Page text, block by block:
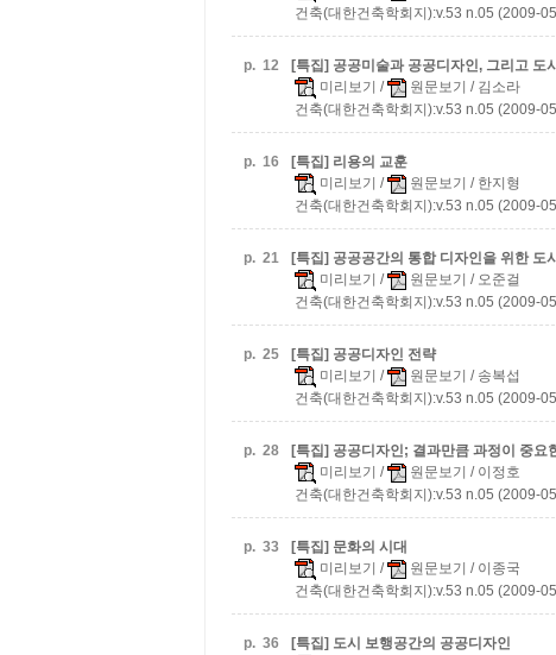
건축(대한건축학회지):v.53 n.05 (2009-
p. 12
[특집] 공공미술과 공공디자인, 그리고 도시
미리보기 / 원문보기 / 김소라
건축(대한건축학회지):v.53 n.05 (2009-
p. 16
[특집] 리용의 교훈
미리보기 / 원문보기 / 한지형
건축(대한건축학회지):v.53 n.05 (2009-
p. 21
[특집] 공공공간의 통합 디자인을 위한 도
미리보기 / 원문보기 / 오준걸
건축(대한건축학회지):v.53 n.05 (2009-
p. 25
[특집] 공공디자인 전략
미리보기 / 원문보기 / 송복섭
건축(대한건축학회지):v.53 n.05 (2009-
p. 28
[특집] 공공디자인; 결과만큼 과정이 중요
미리보기 / 원문보기 / 이정호
건축(대한건축학회지):v.53 n.05 (2009-
p. 33
[특집] 문화의 시대
미리보기 / 원문보기 / 이종국
건축(대한건축학회지):v.53 n.05 (2009-
p. 36
[특집] 도시 보행공간의 공공디자인